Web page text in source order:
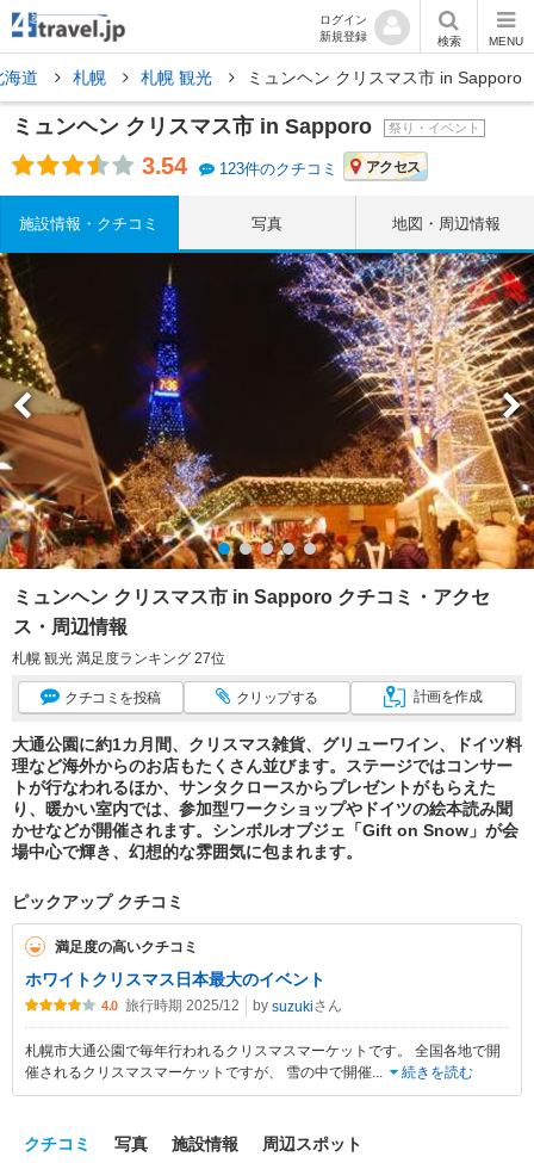
ログイン
新規登録
検索 MENU
海道 札幌 札幌 観光 ミュンヘン クリスマス市 in Sapporo
ミュンヘン クリスマス市 in Sapporo 祭り・イベント
3.54 123件のクチコミ アクセス
施設情報・クチコミ 写真 地図・周辺情報
ミュンヘン クリスマス市 in Sapporo クチコミ・アクセ
ス・周辺情報
札幌 観光 満足度ランキング 27位
クチコミ を投稿 クリップする 計画を作成
大通公園に約1カ月間、クリスマス雑貨、グリューワイン、ドイツ料
理など海外からのお店もたくさん並びます。ステージではコンサー
トが行なわれるほか、サンタクロースからプレゼントがもらえた
り、暖かい室内では、参加型ワークショップやドイツの絵本読み聞
かせなどが開催されます。シンボルオブジェ「Gift on Snow」が会
場中心で輝き、幻想的な雰囲気に包まれます。
ピックアップ クチコミ
満足度の高いクチコミ
ホワイトクリスマス日本最大のイベント
4.0 旅行時期 2025/12 by suzukiさん
札幌市大通公園で毎年行われるクリスマスマーケットです。 全国各地で開
催されるクリスマスマーケットですが、 雪の中で開催... 続きを読む
クチコミ 写真 施設情報 周辺スポット